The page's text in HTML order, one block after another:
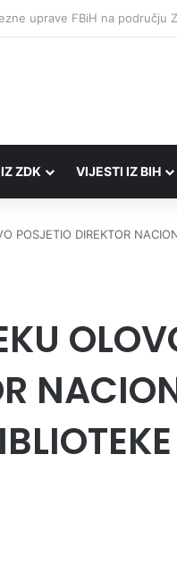
Trg slobode postaje
ZDK VIJESTI IZ BIH
POSJETIO DIREKTOR